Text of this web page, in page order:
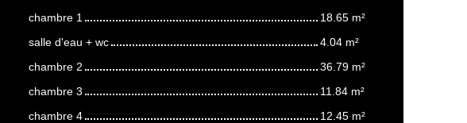
chambre 1
18.65 m²
salle d'eau + wc
4.04 m²
chambre 2
36.79 m²
chambre 3
11.84 m²
chambre 4
12.45 m²